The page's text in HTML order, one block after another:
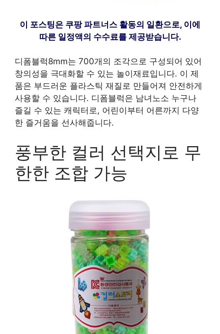
이 포스팅은 쿠팡 파트너스 활동의 일환으로, 이에
따른 일정액의 수수료를 제공받습니다.
디폼블럭8mm는 700개의 조각으로 구성되어 있어
창의성을 극대화할 수 있는 놀이재료입니다. 이 제
품은 부드러운 플라스틱 재질로 만들어져 안전하게
사용할 수 있습니다. 디폼블럭은 남녀노소 누구나
즐길 수 있는 캐릭터로, 어린이부터 어른까지 다양
한 즐거움을 선사해줍니다.
풍부한 컬러 선택지로 무
한한 조합 가능